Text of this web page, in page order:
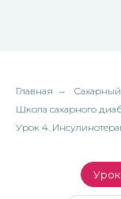
Главная → Сахарный
Школа сахарного
Урок 4.
Урок